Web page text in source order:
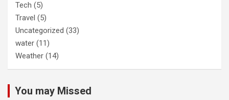
Tech (5)
Travel (5)
Uncategorized (33)
water (11)
Weather (14)
You may Missed